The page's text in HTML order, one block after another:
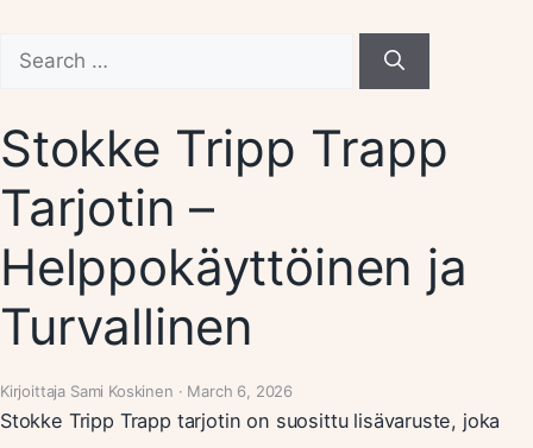
for:
Stokke Tripp Trapp
Tarjotin –
Helppokäyttöinen ja
Turvallinen
Kirjoittaja Sami Koskinen · March 6, 2026
Stokke Tripp Trapp tarjotin on suosittu lisävaruste, joka